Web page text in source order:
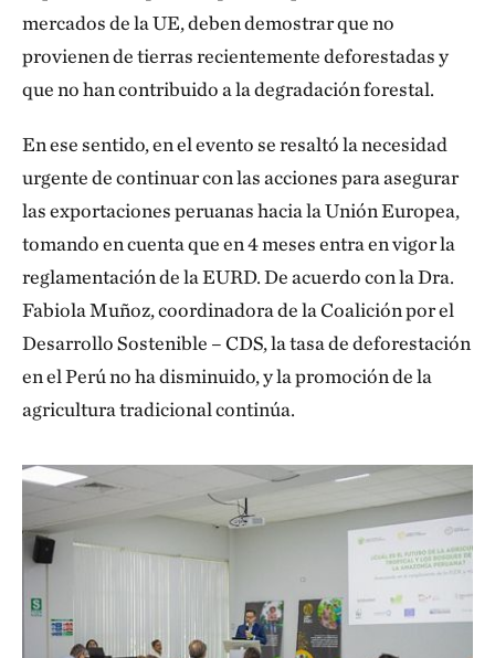
mercados de la UE, deben demostrar que no
provienen de tierras recientemente deforestadas y
que no han contribuido a la degradación forestal.
En ese sentido, en el evento se resaltó la necesidad
urgente de continuar con las acciones para asegurar
las exportaciones peruanas hacia la Unión Europea,
tomando en cuenta que en 4 meses entra en vigor la
reglamentación de la EURD. De acuerdo con la Dra.
Fabiola Muñoz, coordinadora de la Coalición por el
Desarrollo Sostenible – CDS, la tasa de deforestación
en el Perú no ha disminuido, y la promoción de la
agricultura tradicional continúa.